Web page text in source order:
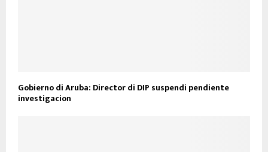
Gobierno di Aruba: Director di DIP suspendi pendiente
investigacion